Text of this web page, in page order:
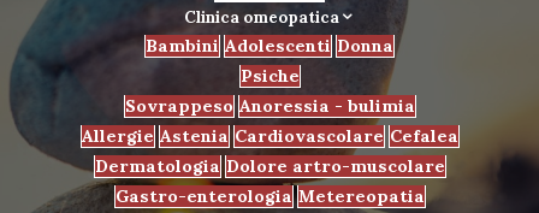
Clinica omeopatica
Bambini Adolescenti Donna
Psiche
Sovrappeso Anoressia - bulimia
Allergie Astenia Cardiovascolare Cefalea
Dermatologia Dolore artro-muscolare
Gastro-enterologia Metereopatia